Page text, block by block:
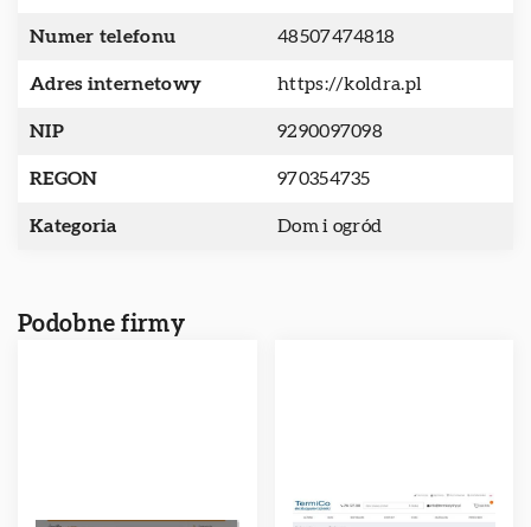
Numer telefonu 48507474818
Adres internetowy https://koldra.pl
NIP 9290097098
REGON 970354735
Kategoria Dom i ogród
Podobne firmy